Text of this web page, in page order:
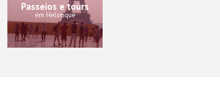
Passeios e tours
em Helsinque